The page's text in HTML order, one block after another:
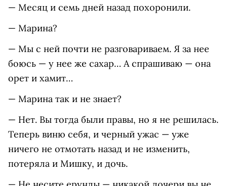
— Месяц и семь дней назад похоронили.
— Марина?
— Мы с ней почти не разговариваем. Я за нее
боюсь — у нее же сахар… А спрашиваю — она
орет и хамит…
— Марина так и не знает?
— Нет. Вы тогда были правы, но я не решилась.
Теперь виню себя, и черный ужас — уже
ничего не отмотать назад и не изменить,
потеряла и Мишку, и дочь.